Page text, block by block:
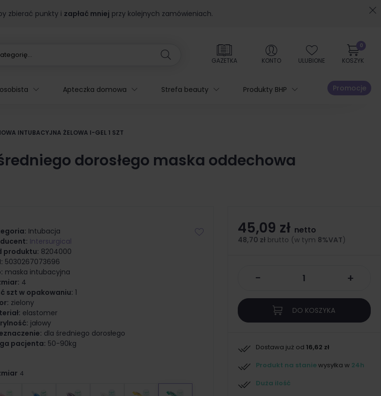
zbierać punkty i zapłać mniej przy kolejnych zamówieniach.
GAZETKA KONTO ULUBIONE KOSZYK
0
Apteczka domowa Strefa beauty Produkty BHP Promocje
INTUBACYJNA ŻELOWA I-GEL 1 SZT
dorosłego maska oddechowa
Intubacja
Intersurgical
produktu: 8204000
5030267073696
maska intubacyjna
4
szt w opakowaniu: 1
zielony
elastomer
jałowy
dla średniego dorosłego
pacjenta: 50-90kg
4
45,09 zł netto
48,70 złbrutto (w tym 8%VAT)
- +
DO KOSZYKA
Dostawa już od 16,62 zł
Produkt na staniewysyłka w 24h
Duża ilość